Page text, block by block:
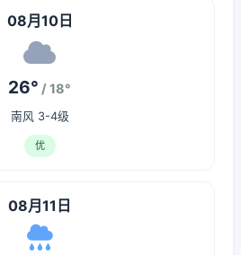
08月10日
26° / 18°
南风 3-4级
优
08月11日